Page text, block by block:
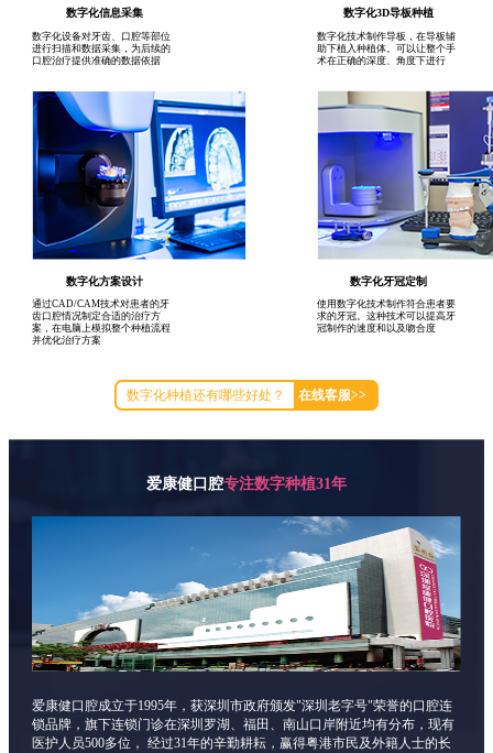
数字化信息采集
数字化设备对牙齿、口腔等部位
进行扫描和数据采集，为后续的
口腔治疗提供准确的数据依据
数字化3D导板种植
数字化技术制作导板，在导板辅
助下植入种植体。可以让整个手
术在正确的深度、角度下进行
数字化方案设计
通过CAD/CAM技术对患者的牙
齿口腔情况制定合适的治疗方
案，在电脑上模拟整个种植流程
并优化治疗方案
数字化牙冠定制
使用数字化技术制作符合患者要
求的牙冠。这种技术可以提高牙
冠制作的速度和以及吻合度
数字化种植还有哪些好处？ 在线客服>>
爱康健口腔专注数字种植31年
爱康健口腔成立于1995年，获深圳市政府颁发"深圳老字号"荣誉的口腔连
锁品牌，旗下连锁门诊在深圳罗湖、福田、南山口岸附近均有分布，现有
医护人员500多位， 经过31年的辛勤耕耘，赢得粤港市民及外籍人士的长